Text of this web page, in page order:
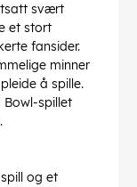
svært
et stort
fansider.
minner
å spille.
Bowl-spillet
og et